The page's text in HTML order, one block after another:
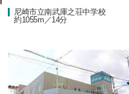
尼崎市立南武庫之荘中学校
約1055m／14分